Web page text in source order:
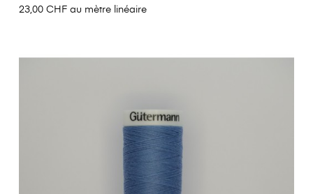
23,00 CHF au mètre linéaire